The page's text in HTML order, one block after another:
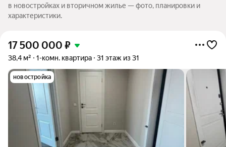
в новостройках и вторичном жилье — фото, планировки и
характеристики.
17 500 000 ₽
38,4 м² 1-комн. квартира 31 этаж из 31
новостройка